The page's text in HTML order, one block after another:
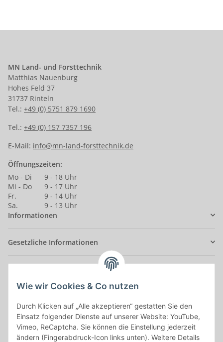
Wie wir Cookies & Co nutzen
Durch Klicken auf „Alle akzeptieren“ gestatten Sie den
Einsatz folgender Dienste auf unserer Website: YouTube,
Vimeo, ReCaptcha. Sie können die Einstellung jederzeit
ändern (Fingerabdruck-Icon links unten). Weitere Details
MN Land- und Forsttechnik
Matthias Nauenburg
Hohes Feld 37
31737 Rinteln
Tel.: +49 (0) 5751 879 1690
Tel.: +49 (0) 157 7357 196
E-Mail: info@mn-land-forsttechnik.de
Öffnungszeiten:
Mo - Di
9 - 18 Uhr
Mi - Do
9 - 17 Uhr
Fr.
9 - 14 Uhr
Sa.
9 - 13 Uhr
Informationen
Gesetzliche Informationen
Alle mit*markierten Felder sind Pflichtfelder.
E-Mail-Adresse
Passwort